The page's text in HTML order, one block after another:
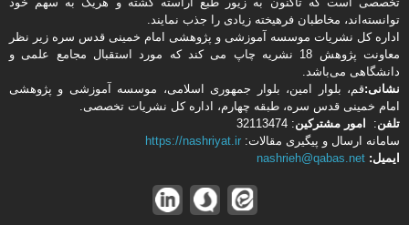
توانسته‌اند، مخاطبان فرهیخته‌ زیادی را جذب نمایند.
اداره كل نشریات موسسه آموزشی و پژوهشی امام خمینی قدس سره زیر نظر
معاونت پژوهش 18 نشریه چاپ می کند که مورد استقبال مجامع علمی و
دانشگاهی می‌باشد.
نشانی:قم، بلوار امین، بلوار جمهوری اسلامی، موسسه آموزشی و پژوهشی
امام خمینی قدس سره، طبقه چهارم، اداره كل نشریات تخصصی.
تلفن: امور مشتركین: 32113474
سامانه ارسال و پیگیری مقالات: https://nashriyat.ir
ایمیل: nashrieh@qabas.net